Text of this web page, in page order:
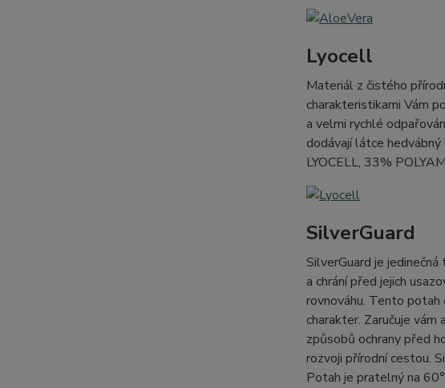
Lyocell
Materiál z čistého
charakteristikami Vám
a velmi rychlé
dodávají látce
LYOCELL, 33%
SilverGuard
SilverGuard je
a chrání před jejich
rovnováhu. Tento
charakter. Zaručuje
způsobů ochrany před
rozvoji přírodní cestou.
Potah je pratelný na